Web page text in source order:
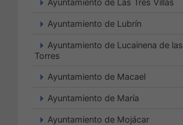
Ayuntamiento de Lubrín
Ayuntamiento de Lucainena de las
Torres
Ayuntamiento de Macael
Ayuntamiento de María
Ayuntamiento de Mojácar